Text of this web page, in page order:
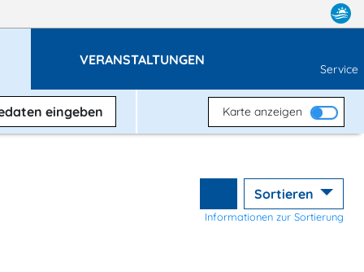
VERANSTALTUNGEN
Service
eingeben Karte anzeigen
Sortieren
Informationen zur Sortierung